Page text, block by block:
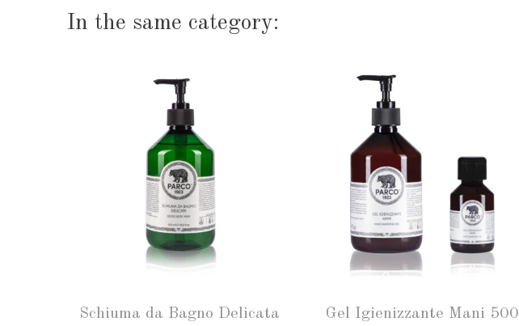
In the same category:
Schiuma da Bagno Delicata
Gel Igienizzante Mani 500